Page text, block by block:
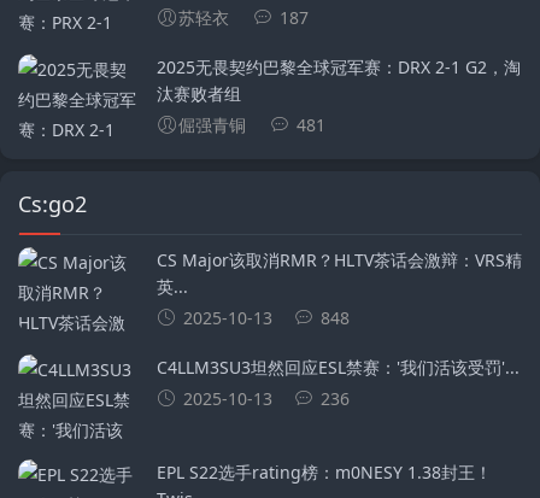
苏轻衣
187
2025无畏契约巴黎全球冠军赛：DRX 2-1 G2，淘
汰赛败者组
倔强青铜
481
Cs:go2
CS Major该取消RMR？HLTV茶话会激辩：VRS精
英...
2025-10-13
848
C4LLM3SU3坦然回应ESL禁赛：'我们活该受罚'...
2025-10-13
236
EPL S22选手rating榜：m0NESY 1.38封王！